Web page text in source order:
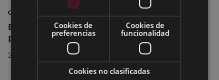
CULTURA
El Museo de la Industria Armera recibe el
Premio Delta Cultura a la Trayectoria 2026
23/07/2026
Cookies de
preferencias
Cookies de
funcionalidad
Cookies no clasificadas